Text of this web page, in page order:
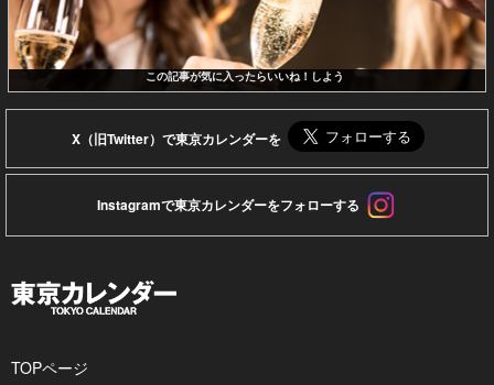
この記事が気に入ったらいいね！しよう
X（旧Twitter）で東京カレンダーを
Instagramで東京カレンダーをフォローする
TOPページ